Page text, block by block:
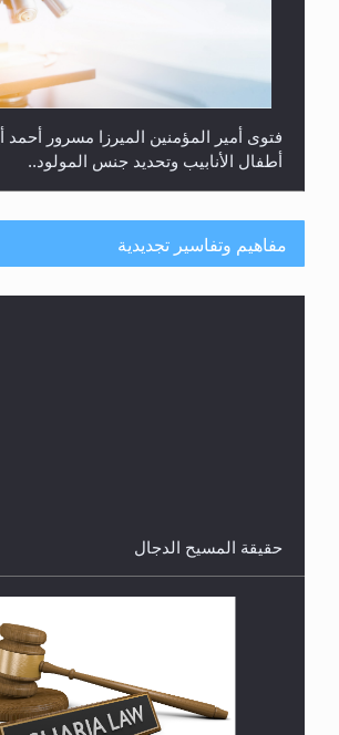
فتوى أمير المؤمنين الميرزا مسرور أحمد
أطفال الأنابيب وتحديد جنس المولود..
مفاهيم وتفاسير تجديدية
حقيقة المسيح الدجال